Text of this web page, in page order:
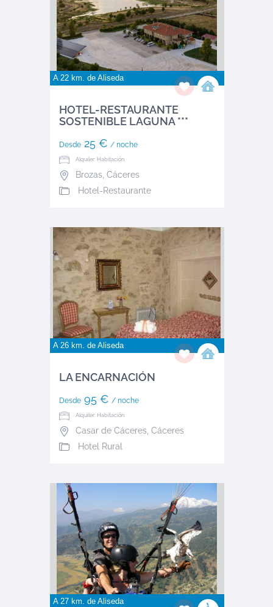
A 22 km. de Aliseda
HOTEL-RESTAURANTE
SOSTENIBLE LAGUNA ***
Desde25 € / noche
Alquiler: Habitación
Brozas, Cáceres
Hotel-Restaurante
A 26 km. de Aliseda
LA ENCARNACIÓN
Desde95 € / noche
Alquiler: Habitación
Casar de Cáceres, Cáceres
Hotel Rural
A 27 km. de Aliseda